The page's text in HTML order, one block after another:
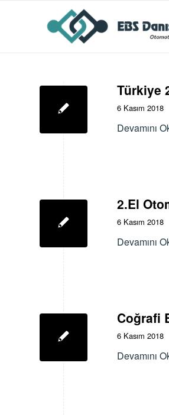
Türkiye
6 Kasım 2018
Devamını
2.El
6 Kasım 2018
Devamını
Coğrafi
6 Kasım 2018
Devamını